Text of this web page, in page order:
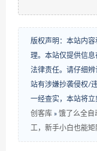
版权声明：本站内
理。本站仅提供信
法律责任。请仔细
站有涉嫌抄袭侵权/
一经查实，本站将立
创客库 » 饿了么全自
工，新手小白也能矩